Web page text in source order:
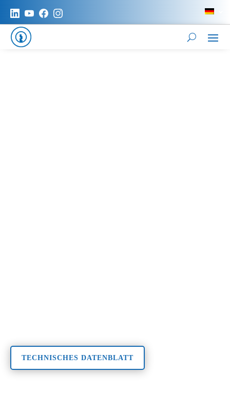
TECHNISCHES DATENBLATT